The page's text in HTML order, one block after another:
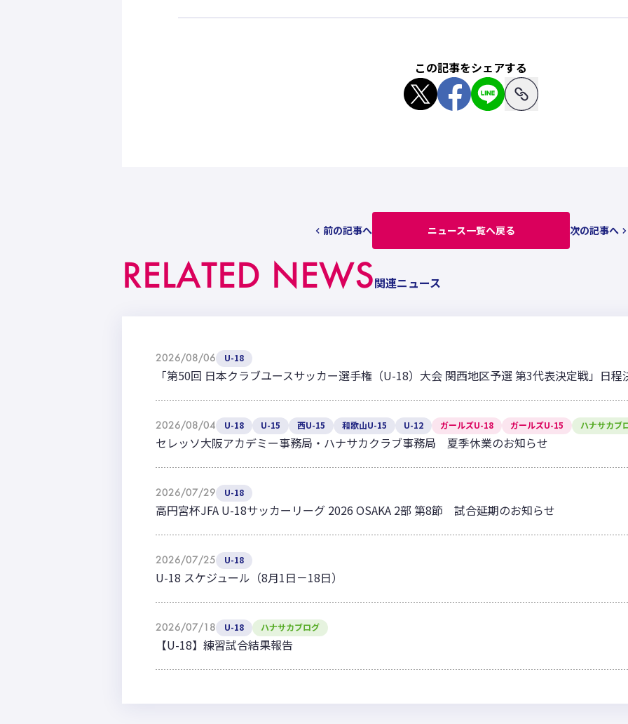
この記事をシェアする
前の記事へ ニュース一覧へ戻る 次の記事へ
RELATED NEWS関連ニュース
2026/08/06 U-18
「第50回 日本クラブユースサッカー選手権（U-18）大会 関西地区予選 第3代表決定戦」日
2026/08/04 U-18 U-15 西U-15 和歌山U-15 U-12 ガールズU-18 ガールズU-15 ハナサカブ
セレッソ大阪アカデミー事務局・ハナサカクラブ事務局 夏季休業のお知らせ
2026/07/29 U-18
高円宮杯JFA U-18サッカーリーグ 2026 OSAKA 2部 第8節 試合延期のお知らせ
2026/07/25 U-18
U-18 スケジュール（8月1日－18日）
2026/07/18 U-18 ハナサカブログ
【U-18】練習試合結果報告